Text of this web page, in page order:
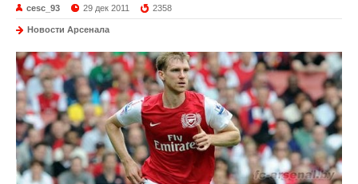
cesc_93 29 дек 2011 2358
Новости Арсенала